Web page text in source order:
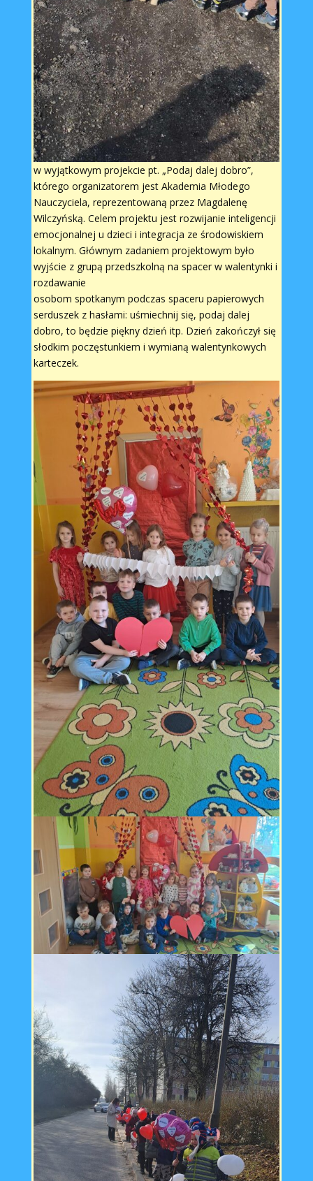
w wyjątkowym projekcie pt. „Podaj dalej dobro”,
którego organizatorem jest Akademia Młodego
Nauczyciela, reprezentowaną przez Magdalenę
Wilczyńską. Celem projektu jest rozwijanie inteligencji
emocjonalnej u dzieci i integracja ze środowiskiem
lokalnym. Głównym zadaniem projektowym było
wyjście z grupą przedszkolną na spacer w walentynki i
rozdawanie
osobom spotkanym podczas spaceru papierowych
serduszek z hasłami: uśmiechnij się, podaj dalej
dobro, to będzie piękny dzień itp. Dzień zakończył się
słodkim poczęstunkiem i wymianą walentynkowych
karteczek.